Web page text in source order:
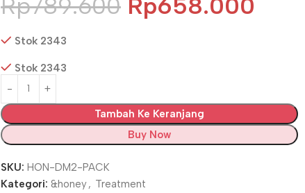
Stok 2343
Stok 2343
Tambah Ke Keranjang
Buy Now
SKU: HON-DM2-PACK
Kategori: &honey, Treatment